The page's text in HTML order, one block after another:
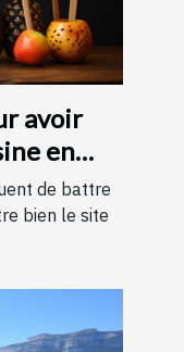
avoir
en
de battre
bien le site